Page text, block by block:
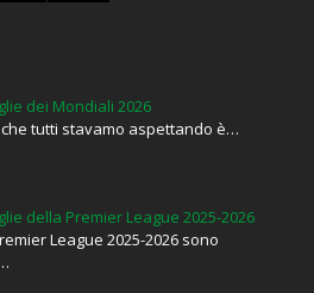
dei Mondiali 2026
tutti stavamo aspettando è…
della Premier League 2025-2026
League 2025-2026 sono